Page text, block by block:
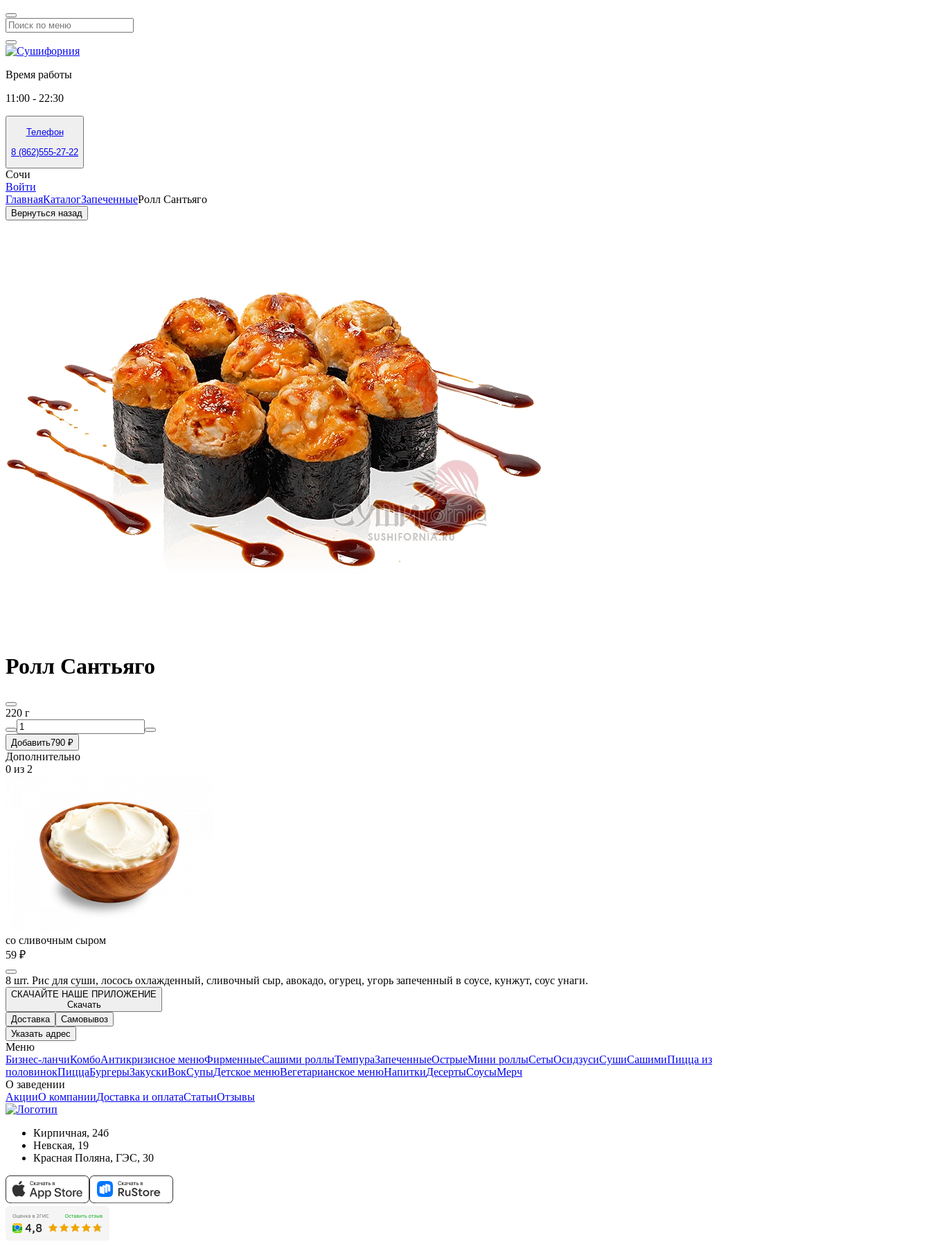
Время работы
11:00 - 22:30
Телефон
8 (862)555-27-22
Сочи
Войти
ГлавнаяКаталогЗапеченныеРолл Сантьяго
Вернуться назад
Ролл Сантьяго
220 г
Добавить790 ₽
Дополнительно
0 из 2
со сливочным сыром
59 ₽
8 шт. Рис для суши, лосось охлажденный, сливочный сыр, авокадо, огурец, угорь запеченный в соусе, кунжут, соус унаги.
СКАЧАЙТЕ НАШЕ ПРИЛОЖЕНИЕ
Скачать
Доставка
Самовывоз
Указать адрес
Меню
Бизнес-ланчиКомбоАнтикризисное менюФирменныеСашими роллыТемпураЗапеченныеОстрыеМини роллыСетыОсидзусиСушиСашимиПицца из
половинокПиццаБургерыЗакускиВокСупыДетское менюВегетарианское менюНапиткиДесертыСоусыМерч
О заведении
АкцииО компанииДоставка и оплатаСтатьиОтзывы
Кирпичная, 24б
Невская, 19
Красная Поляна, ГЭС, 30